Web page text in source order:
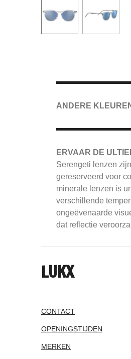
ANDERE
ERVAAR DE
Serengeti lenzen
gereserveerd voor
minerale lenzen is
verschillende
ongeëvenaarde
dat reflectie
LUKX
CONTACT
OPENINGSTIJDEN
MERKEN